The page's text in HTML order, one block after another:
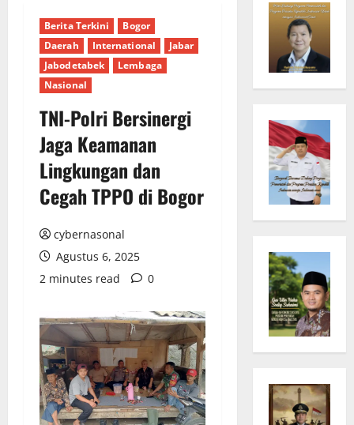
Berita Terkini
Bogor
Daerah
International
Jabar
Jabodetabek
Lembaga
Nasional
TNI-Polri Bersinergi
Jaga Keamanan
Lingkungan dan
Cegah TPPO di Bogor
cybernasonal
Agustus 6, 2025
2 minutes read
0